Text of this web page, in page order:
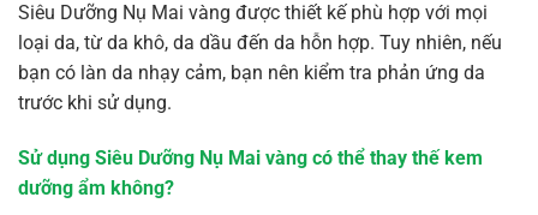
Siêu Dưỡng Nụ Mai vàng được thiết kế phù hợp với mọi
loại da, từ da khô, da dầu đến da hỗn hợp. Tuy nhiên, nếu
bạn có làn da nhạy cảm, bạn nên kiểm tra phản ứng da
trước khi sử dụng.
Sử dụng Siêu Dưỡng Nụ Mai vàng có thể thay thế kem
dưỡng ẩm không?